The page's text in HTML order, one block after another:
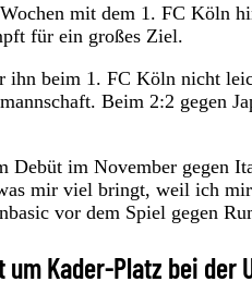
mit dem 1. FC Köln
für ein großes Ziel.
ihn beim 1. FC Köln nicht
Beim 2:2 gegen
Debüt im November gegen
mir viel bringt, weil ich
vor dem Spiel gegen
Kader-Platz bei der